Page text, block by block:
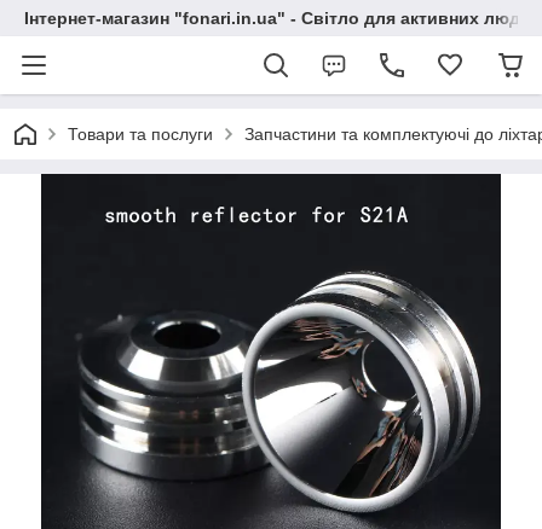
Інтернет-магазин "fonari.in.ua" - Світло для активних людей
Товари та послуги Запчастини та комплектуючі до